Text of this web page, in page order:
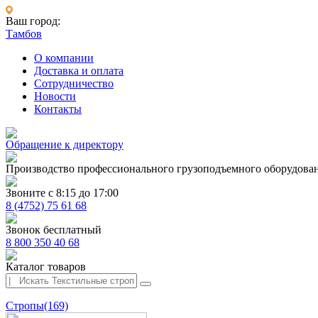
Ваш город:
Тамбов
О компании
Доставка и оплата
Сотрудничество
Новости
Контакты
Обращение к директору
Производство профессионального грузоподъемного
Звоните с 8:15 до 17:00
8 (4752) 75 61 68
Звонок бесплатный
8 800 350 40 68
Каталог товаров
Стропы(169)